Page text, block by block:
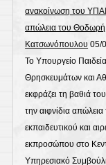
ανακοίνωση του
απώλεια του Θοδωρή
Κατσωνόπουλου 05/
Το Υπουργείο
Θρησκευμάτων και
εκφράζει τη βαθιά
την αιφνίδια απώλεια
εκπαιδευτικού και
εκπροσώπου στο
Υπηρεσιακό